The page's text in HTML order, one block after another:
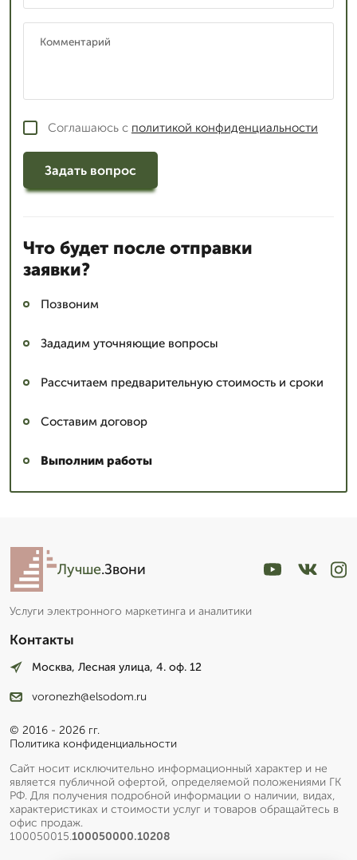
Соглашаюсь с политикой конфиденциальности
Задать вопрос
Что будет после отправки
заявки?
Позвоним
Зададим уточняющие вопросы
Рассчитаем предварительную стоимость и сроки
Составим договор
Выполним работы
Лучше.Звони
Услуги электронного маркетинга и аналитики
Контакты
Москва, Лесная улица, 4. оф. 12
voronezh@elsodom.ru
© 2016 - 2026 гг.
Политика конфиденциальности
Сайт носит исключительно информационный характер и не
является публичной офертой, определяемой положениями ГК
РФ. Для получения подробной информации о наличии, видах,
характеристиках и стоимости услуг и товаров обращайтесь в
офис продаж.
100050015.100050000.10208